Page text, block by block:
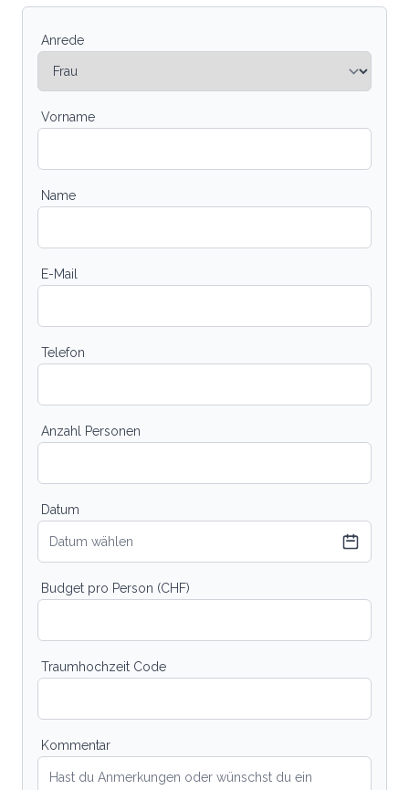
Anrede
Vorname
Name
E-Mail
Telefon
Anzahl Personen
Datum
Datum wählen
Budget pro Person (CHF)
Traumhochzeit Code
Kommentar